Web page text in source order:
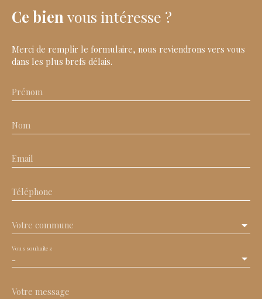
Ce bien vous intéresse ?
Merci de remplir le formulaire, nous reviendrons vers vous
dans les plus brefs délais.
Prénom
Nom
Email
Téléphone
Votre commune
-
Vous souhaitez
Votre message